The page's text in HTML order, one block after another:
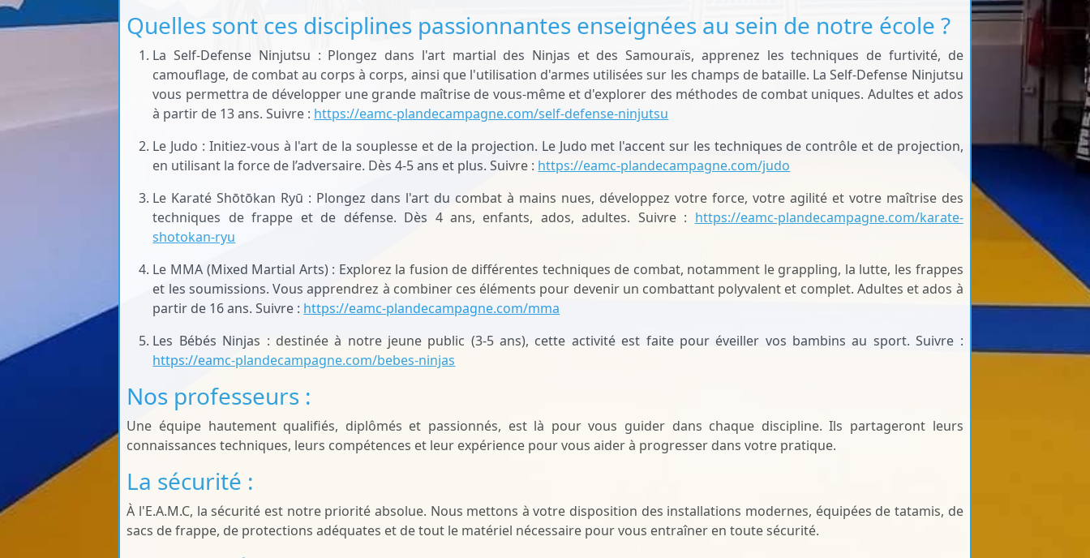
Quelles sont ces disciplines passionnantes enseignées au sein de notre école ?
La Self-Defense Ninjutsu : Plongez dans l'art martial des Ninjas et des Samouraïs, apprenez les techniques de furtivité, de
camouflage, de combat au corps à corps, ainsi que l'utilisation d'armes utilisées sur les champs de bataille. La Self-Defense Ninjutsu
vous permettra de développer une grande maîtrise de vous-même et d'explorer des méthodes de combat uniques. Adultes et ados
à partir de 13 ans. Suivre : https://eamc-plandecampagne.com/self-defense-ninjutsu
Le Judo : Initiez-vous à l'art de la souplesse et de la projection. Le Judo met l'accent sur les techniques de contrôle et de projection,
en utilisant la force de l’adversaire. Dès 4-5 ans et plus. Suivre : https://eamc-plandecampagne.com/judo
Le KaratéShōtōkan Ryū : Plongez dans l'art du combat à mains nues, développez votre force, votre agilité et votre maîtrise des
techniques de frappe et de défense. Dès 4 ans, enfants, ados, adultes. Suivre : https://eamc-plandecampagne.com/karate-
shotokan-ryu
Le MMA (Mixed Martial Arts) : Explorez la fusion de différentes techniques de combat, notamment le grappling, la lutte, les frappes
et les soumissions. Vous apprendrez à combiner ces éléments pour devenir un combattant polyvalent et complet. Adultes et ados à
partir de 16 ans. Suivre : https://eamc-plandecampagne.com/mma
Les Bébés Ninjas : destinée à notre jeune public (3-5 ans), cette activité est faite pour éveiller vos bambins au sport. Suivre :
https://eamc-plandecampagne.com/bebes-ninjas
Nos professeurs :
Une équipe hautement qualifiés, diplômés et passionnés, est là pour vous guider dans chaque discipline. Ils partageront leurs
connaissances techniques, leurs compétences et leur expérience pour vous aider à progresser dans votre pratique.
La sécurité :
À l'E.A.M.C, la sécurité est notre priorité absolue. Nous mettons à votre disposition des installations modernes, équipées de tatamis, de
sacs de frappe, de protections adéquates et de tout le matériel nécessaire pour vous entraîner en toute sécurité.